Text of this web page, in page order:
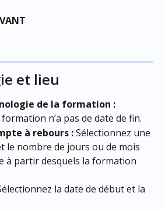
et lieu
de la formation :
n’a pas de date de fin.
à rebours : Sélectionnez une
le nombre de jours ou de mois
à partir desquels la formation
la date de début et la